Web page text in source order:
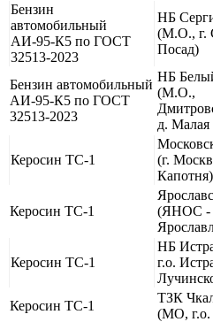
Бензин
автомобильный
АИ-95-К5 по ГОСТ
32513-2023
НБ
(М.О., г.
Посад)
Бензин автомобильный
АИ-95-К5 по ГОСТ
32513-2023
НБ
(М.О.,
д. Малая
Керосин ТС-1
(г.
Капотня)
Керосин ТС-1
(ЯНОС -
Керосин ТС-1
НБ
г.о.
Керосин ТС-1
ТЗК
(МО, г.о.